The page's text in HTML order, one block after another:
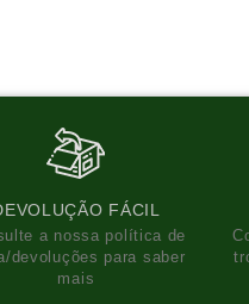
FÁCIL
a nossa política de
devoluções para saber
mais